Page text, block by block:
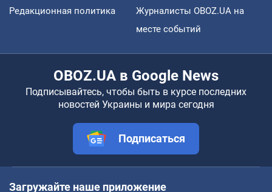
Редакционная политика
Журналисты OBOZ.UA на
месте событий
OBOZ.UA в Google News
Подписывайтесь, чтобы быть в курсе последних
новостей Украины и мира сегодня
Подписаться
Загружайте наше приложение